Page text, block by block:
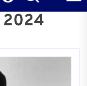
2024